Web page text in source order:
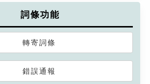
詞條功能
轉寄詞條
錯誤通報